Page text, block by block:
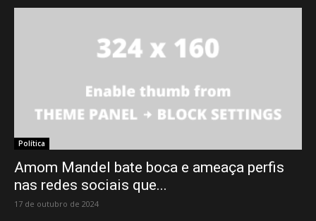
Política
Amom Mandel bate boca e ameaça perfis
nas redes sociais que...
17 de outubro de 2024